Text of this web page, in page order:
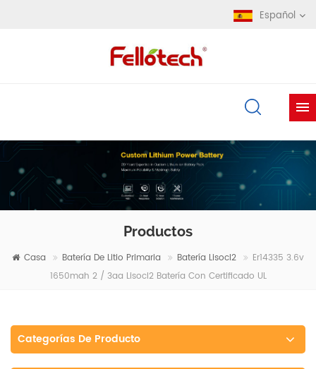
Español
Productos
Casa Batería De Litio Primaria Batería Lisocl2
Er14335 3.6v
1650mah 2 / 3aa Lisocl2 Batería Con Certificado UL
Categorías De Producto